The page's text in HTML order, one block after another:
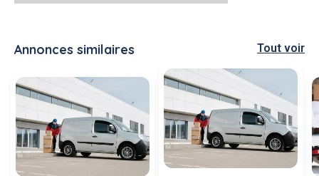
Annonces similaires Tout voir